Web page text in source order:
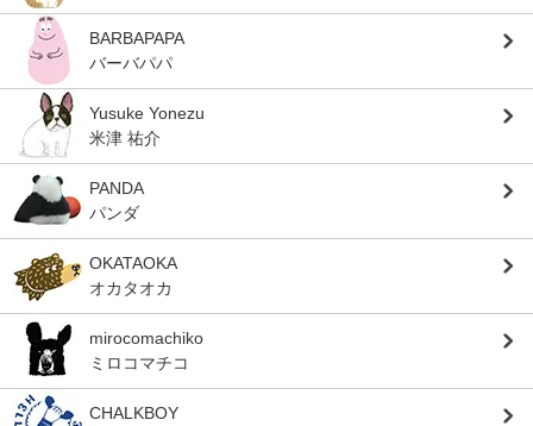
BARBAPAPA
バーバパパ
Yusuke Yonezu
米津 祐介
PANDA
パンダ
OKATAOKA
オカタオカ
mirocomachiko
ミロコマチコ
CHALKBOY